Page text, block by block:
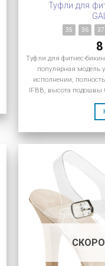
Туфли для
35 36 37
Туфли для фитнес-
популярная модель
исполнении,
IFBB, высота подошвы